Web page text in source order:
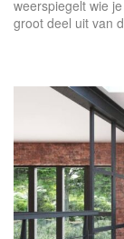
weerspiegelt wie
groot deel uit van